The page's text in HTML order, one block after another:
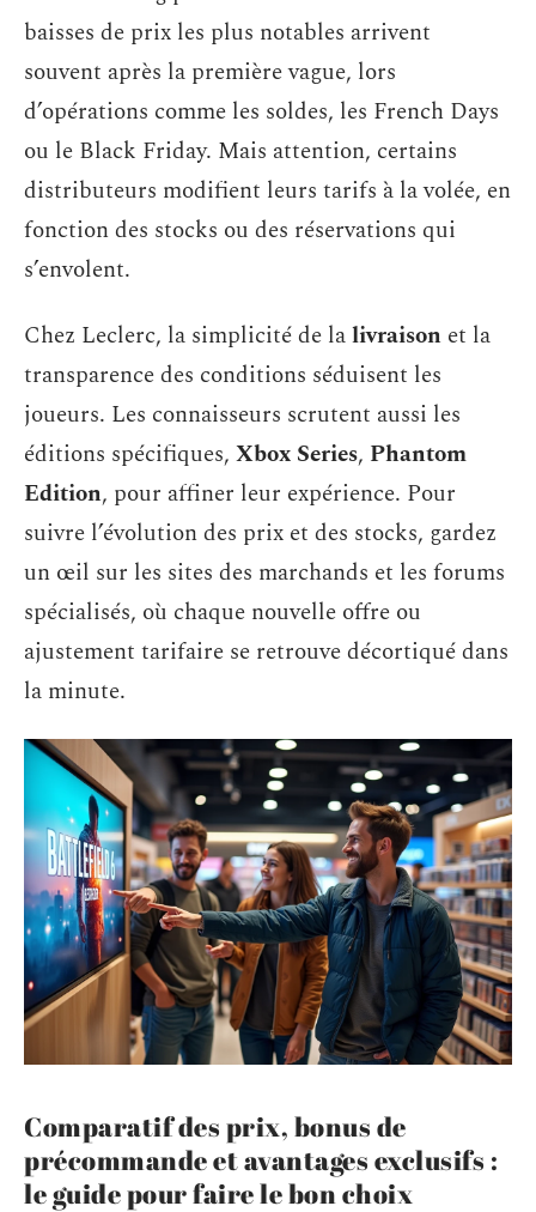
baisses de prix les plus notables arrivent
souvent après la première vague, lors
d’opérations comme les soldes, les French Days
ou le Black Friday. Mais attention, certains
distributeurs modifient leurs tarifs à la volée, en
fonction des stocks ou des réservations qui
s’envolent.
Chez Leclerc, la simplicité de lalivraison et la
transparence des conditions séduisent les
joueurs. Les connaisseurs scrutent aussi les
éditions spécifiques, Xbox Series, Phantom
Edition, pour affiner leur expérience. Pour
suivre l’évolution des prix et des stocks, gardez
un œil sur les sites des marchands et les forums
spécialisés, où chaque nouvelle offre ou
ajustement tarifaire se retrouve décortiqué dans
la minute.
Comparatif des prix, bonus de
précommande et avantages exclusifs :
le guide pour faire le bon choix